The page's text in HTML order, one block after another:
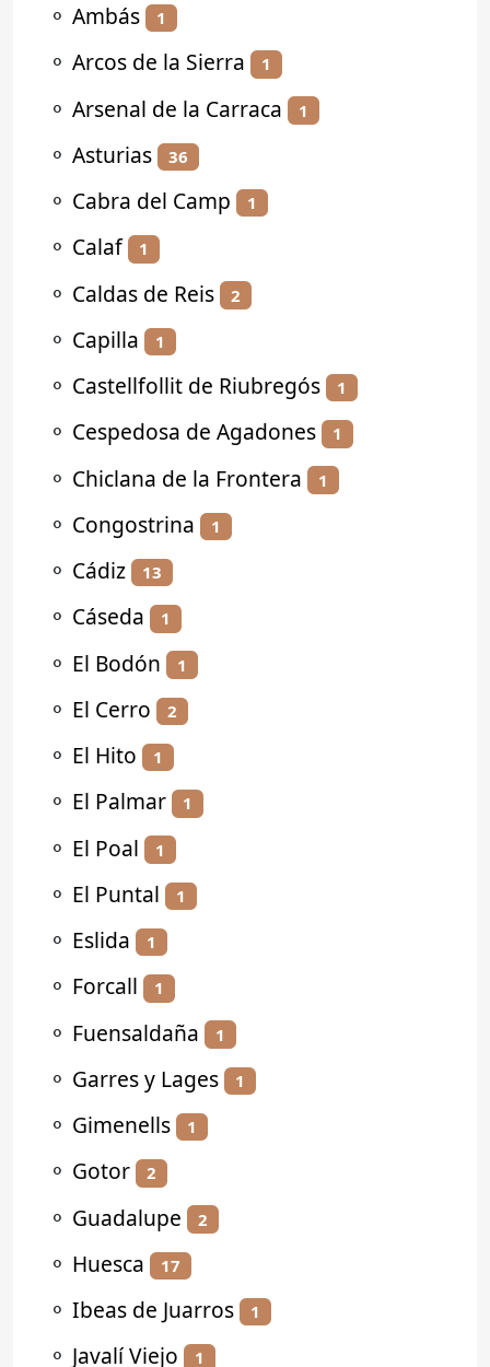
⚬ Ambás 1
⚬ Arcos de la Sierra 1
⚬ Arsenal de la Carraca 1
⚬ Asturias 36
⚬ Cabra del Camp 1
⚬ Calaf 1
⚬ Caldas de Reis 2
⚬ Capilla 1
⚬ Castellfollit de Riubregós 1
⚬ Cespedosa de Agadones 1
⚬ Chiclana de la Frontera 1
⚬ Congostrina 1
⚬ Cádiz 13
⚬ Cáseda 1
⚬ El Bodón 1
⚬ El Cerro 2
⚬ El Hito 1
⚬ El Palmar 1
⚬ El Poal 1
⚬ El Puntal 1
⚬ Eslida 1
⚬ Forcall 1
⚬ Fuensaldaña 1
⚬ Garres y Lages 1
⚬ Gimenells 1
⚬ Gotor 2
⚬ Guadalupe 2
⚬ Huesca 17
⚬ Ibeas de Juarros 1
⚬ Javalí Viejo 1